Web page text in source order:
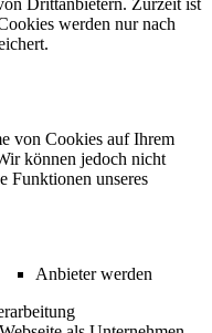
werden nur nach
von Cookies auf Ihrem
können jedoch nicht
Funktionen unseres
Anbieter werden